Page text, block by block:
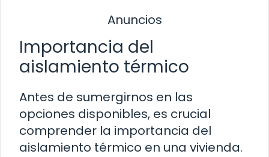
Anuncios
Importancia del
aislamiento térmico
Antes de sumergirnos en las
opciones disponibles, es crucial
comprender la importancia del
aislamiento térmico en una vivienda.